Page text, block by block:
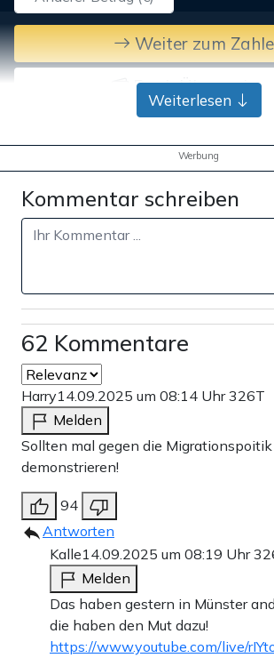
Weiter zum
Bank-Überweisung
Weiterlesen
Werbung
Kommentar schreiben
62 Kommentare
Harry14.09.2025 um 08:14 Uhr326T
Melden
Sollten mal gegen die
demonstrieren!
94
Antworten
Kalle14.09.2025 um 08:19 Uhr
Melden
Das haben gestern in Münster
die haben den Mut dazu!
https://www.youtube.com/live/